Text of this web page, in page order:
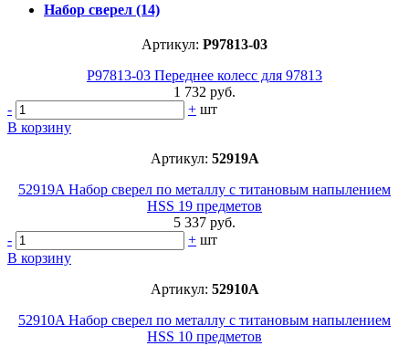
Набор сверел (14)
Артикул: P97813-03
P97813-03 Переднее колесс для 97813
1 732 руб.
-
+ шт
В корзину
Артикул: 52919A
52919A Набор сверел по металлу с титановым напылением
HSS 19 предметов
5 337 руб.
-
+ шт
В корзину
Артикул: 52910A
52910A Набор сверел по металлу с титановым напылением
HSS 10 предметов